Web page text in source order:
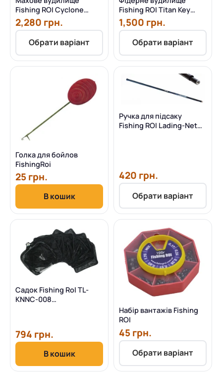
Fishing ROI Cyclone
Telepole 7.0 м
2,280 грн.
Обрати варіант
Fishing ROI Titan Key
Seven 3.30 м 100 г
1,500 грн.
Обрати варіант
Голка для бойлов
FishingRoi
25 грн.
В кошик
Ручка для підсаку
Fishing ROI Lading-Net
420 грн.
Обрати варіант
Садок Fishing Rol TL-
KNNC-008
794 грн.
В кошик
Набір вантажів Fishing
ROI
45 грн.
Обрати варіант